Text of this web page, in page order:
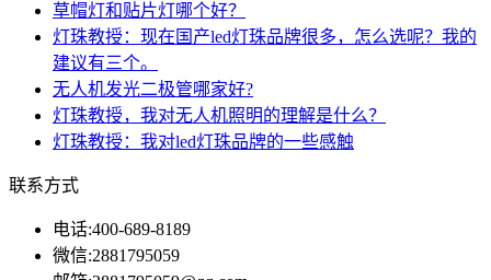
草帽灯和贴片灯哪个好？
灯珠教授：现在国产led灯珠品牌很多，怎么选呢？我的
建议有三个。
无人机发光二极管哪家好?
灯珠教授，我对无人机照明的理解是什么？
灯珠教授：我对led灯珠品牌的一些感触
联系方式
电话:400-689-8189
微信:2881795059